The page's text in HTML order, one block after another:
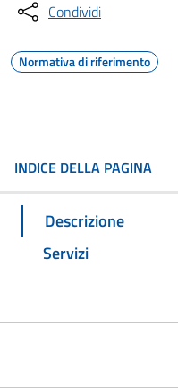
Condividi
Normativa di riferimento
INDICE DELLA PAGINA
Descrizione
Servizi